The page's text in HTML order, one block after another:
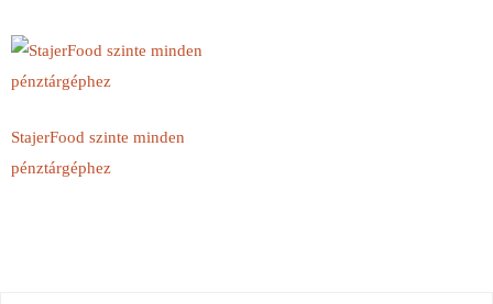
StajerFood szinte minden
pénztárgéphez